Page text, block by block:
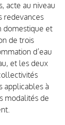
acte au niveau
redevances
domestique et
de trois
d’eau
et les deux
applicables à
modalités de